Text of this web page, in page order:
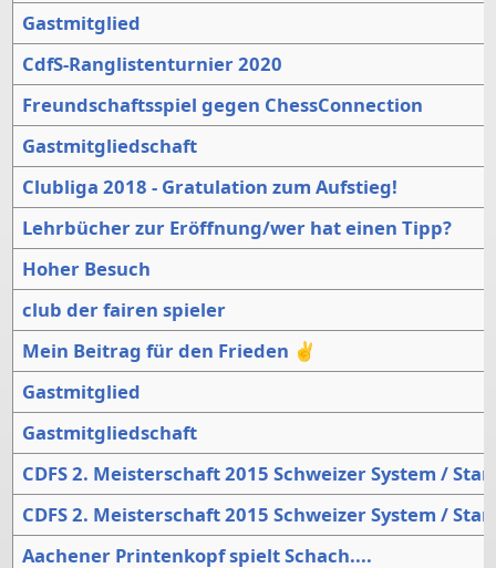
Gastmitglied
CdfS-Ranglistenturnier 2020
Freundschaftsspiel gegen ChessConnection
Gastmitgliedschaft
Clubliga 2018 - Gratulation zum Aufstieg!
Lehrbücher zur Eröffnung/wer hat einen Tipp?
Hoher Besuch
club der fairen spieler
Mein Beitrag für den Frieden ✌
Gastmitglied
Gastmitgliedschaft
CDFS 2. Meisterschaft 2015 Schweizer System /
CDFS 2. Meisterschaft 2015 Schweizer System /
Aachener Printenkopf spielt Schach....